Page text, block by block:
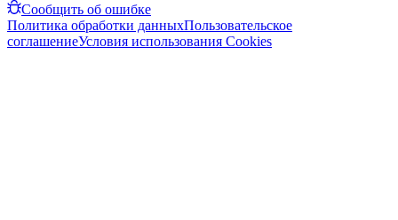
Сообщить об ошибке
Политика обработки данныхПользовательское
соглашениеУсловия использования Cookies